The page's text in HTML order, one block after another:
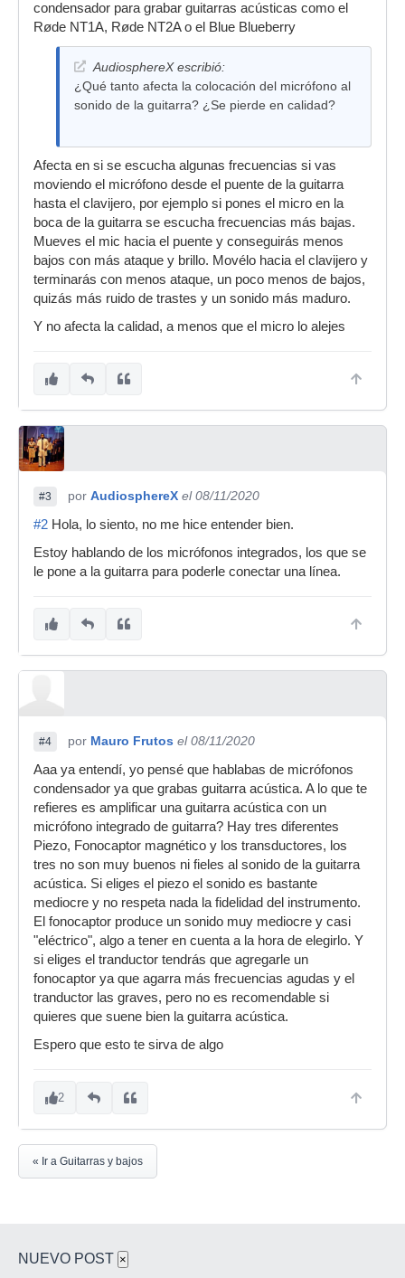
condensador para grabar guitarras acústicas como el
Røde NT1A, Røde NT2A o el Blue Blueberry
AudiosphereX escribió:
¿Qué tanto afecta la colocación del micrófono al
sonido de la guitarra? ¿Se pierde en calidad?
Afecta en si se escucha algunas frecuencias si vas
moviendo el micrófono desde el puente de la guitarra
hasta el clavijero, por ejemplo si pones el micro en la
boca de la guitarra se escucha frecuencias más bajas.
Mueves el mic hacia el puente y conseguirás menos
bajos con más ataque y brillo. Movélo hacia el clavijero y
terminarás con menos ataque, un poco menos de bajos,
quizás más ruido de trastes y un sonido más maduro.
Y no afecta la calidad, a menos que el micro lo alejes
#3 por AudiosphereX el 08/11/2020
#2 Hola, lo siento, no me hice entender bien.
Estoy hablando de los micrófonos integrados, los que se
le pone a la guitarra para poderle conectar una línea.
#4 por Mauro Frutos el 08/11/2020
Aaa ya entendí, yo pensé que hablabas de micrófonos
condensador ya que grabas guitarra acústica. A lo que te
refieres es amplificar una guitarra acústica con un
micrófono integrado de guitarra? Hay tres diferentes
Piezo, Fonocaptor magnético y los transductores, los
tres no son muy buenos ni fieles al sonido de la guitarra
acústica. Si eliges el piezo el sonido es bastante
mediocre y no respeta nada la fidelidad del instrumento.
El fonocaptor produce un sonido muy mediocre y casi
"eléctrico", algo a tener en cuenta a la hora de elegirlo. Y
si eliges el tranductor tendrás que agregarle un
fonocaptor ya que agarra más frecuencias agudas y el
tranductor las graves, pero no es recomendable si
quieres que suene bien la guitarra acústica.
Espero que esto te sirva de algo
2
« Ir a Guitarras y bajos
NUEVO POST ×